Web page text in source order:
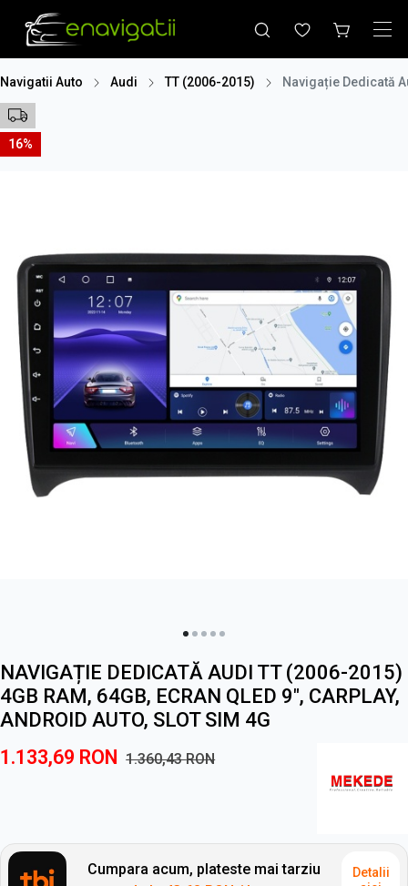
Navigatii Auto Audi TT (2006-2015) Navigație Dedicată
16%
NAVIGAȚIE DEDICATĂ AUDI TT (2006-2015)
4GB RAM, 64GB, ECRAN QLED 9", CARPLAY,
ANDROID AUTO, SLOT SIM 4G
1.133,69 RON 1.360,43RON
Cumpara acum, plateste mai tarziu
Detalii